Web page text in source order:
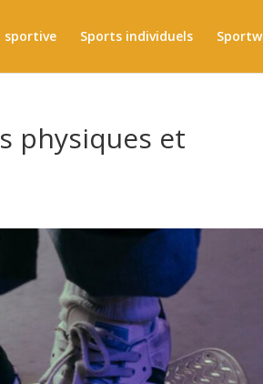
sportive Sports individuels
physiques et